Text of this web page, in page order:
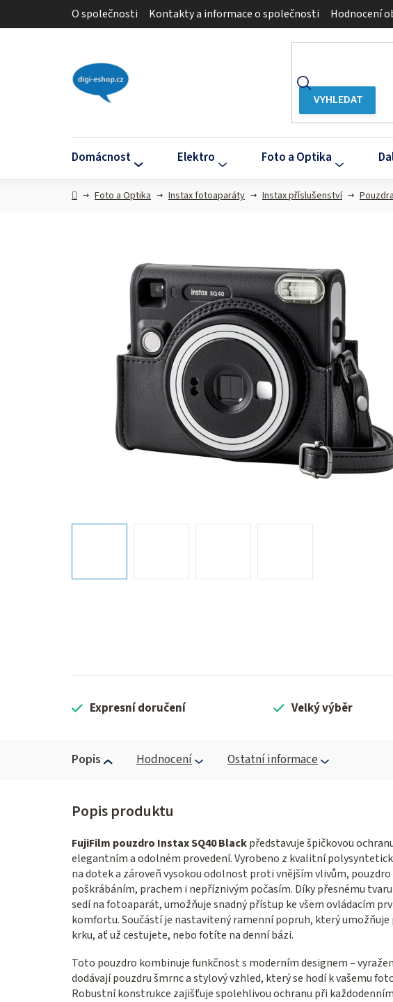
O společnosti Kontakty a informace o společnosti Hodnocení
Domácnost Elektro Foto a Optika
DomůFoto a Optika Instax fotoaparáty Instax příslušenství Pouzdra
Expresní doručení Velký výběr
Popis Hodnocení Ostatní informace
FujiFilm pouzdro Instax SQ40 Blackpředstavuje špičkovou
elegantním a odolném provedení. Vyrobeno z kvalitní
na dotek a zároveň vysokou odolnost proti vnějším vlivům, pouzdro
poškrábáním, prachem i nepříznivým počasím. Díky přesnému
sedí na fotoaparát, umožňuje snadný přístup ke všem ovládacím
komfortu. Součástí je nastavitený ramenní popruh, který
krku, ať už cestujete, nebo fotíte na denní bázi.
Toto pouzdro kombinuje funkčnost s moderním designem –
dodávají pouzdru šmrnc a stylový vzhled, který se hodí k vašemu
Robustní konstrukce zajišťuje spolehlivou ochranu při